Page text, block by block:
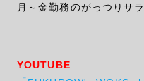
月～金勤務のがっつりサ
YOUTUBE